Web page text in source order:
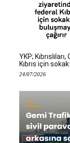
YKP;
Kıbrıs için
24/07/2026